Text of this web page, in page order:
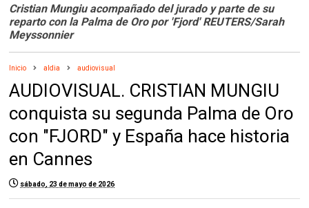
Cristian Mungiu acompañado del jurado y parte de su
reparto con la Palma de Oro por 'Fjord' REUTERS/Sarah
Meyssonnier
Inicio aldia audiovisual
AUDIOVISUAL. CRISTIAN MUNGIU
conquista su segunda Palma de Oro
con "FJORD" y España hace historia
en Cannes
sábado, 23 de mayo de 2026